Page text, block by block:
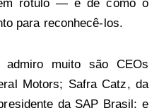
rótulo — e de como o
para reconhecê-los.
admiro muito são CEOs
Motors; Safra Catz, da
da SAP Brasil; e